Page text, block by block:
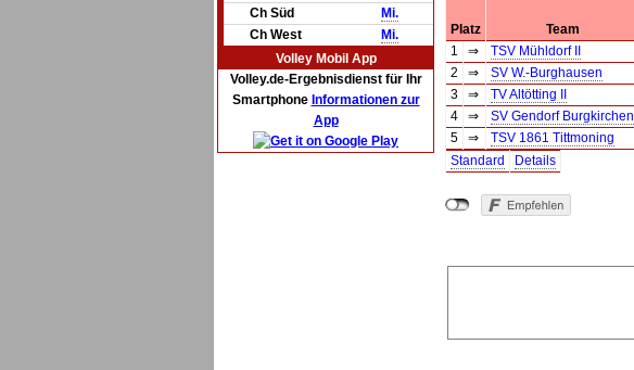
Ch Süd
Mi.
Ch West
Mi.
Volley Mobil App
Volley.de-Ergebnisdienst für Ihr
Smartphone Informationen zur
App
Platz
Team
1
⇒ TSV Mühldorf II
2
⇒ SV W.-Burghausen
3
⇒ TV Altötting II
4
⇒ SV Gendorf Burgkirchen
5
⇒ TSV 1861 Tittmoning
Standard
Details